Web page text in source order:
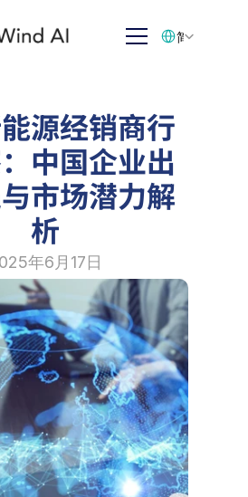
源经销商行
中国企业出
市场潜力解
析
年6月17日
简体中文